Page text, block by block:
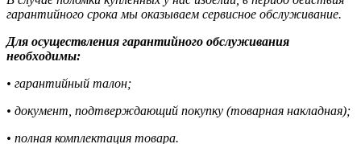
гарантийного срока мы оказываем сервисное обслуживание.
Для осуществления гарантийного обслуживания
необходимы:
• гарантийный талон;
• документ, подтверждающий покупку (товарная накладная);
• полная комплектация товара.